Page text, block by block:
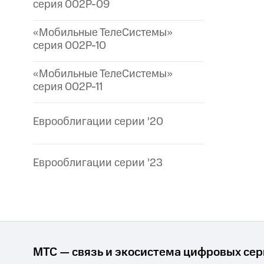
серия 002P-09
«Мобильные ТелеСистемы»
серия 002P-10
«Мобильные ТелеСистемы»
серия 002P-11
Еврооблигации серии '20
Еврооблигации серии '23
МТС — связь и экосистема цифровых